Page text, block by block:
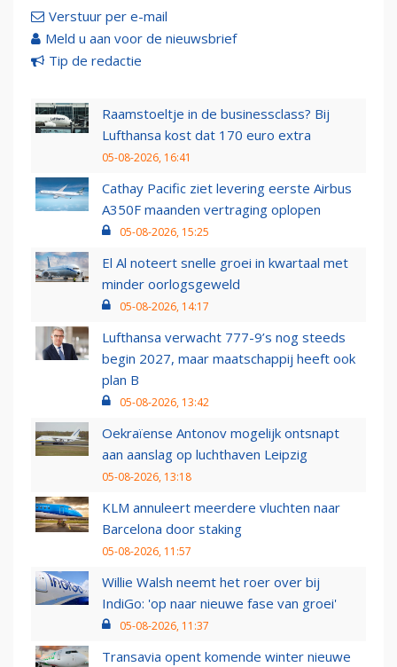
Verstuur per e-mail
Meld u aan voor de nieuwsbrief
Tip de redactie
Raamstoeltje in de businessclass? Bij
Lufthansa kost dat 170 euro extra
05-08-2026, 16:41
Cathay Pacific ziet levering eerste Airbus
A350F maanden vertraging oplopen
05-08-2026, 15:25
El Al noteert snelle groei in kwartaal met
minder oorlogsgeweld
05-08-2026, 14:17
Lufthansa verwacht 777-9’s nog steeds
begin 2027, maar maatschappij heeft ook
plan B
05-08-2026, 13:42
Oekraïense Antonov mogelijk ontsnapt
aan aanslag op luchthaven Leipzig
05-08-2026, 13:18
KLM annuleert meerdere vluchten naar
Barcelona door staking
05-08-2026, 11:57
Willie Walsh neemt het roer over bij
IndiGo: 'op naar nieuwe fase van groei'
05-08-2026, 11:37
Transavia opent komende winter nieuwe